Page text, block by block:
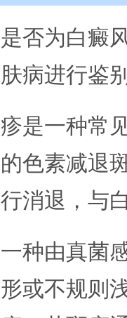
否为白癜
病进行鉴
是一种常
色素减退
消退，与
一种由真菌
或不规则